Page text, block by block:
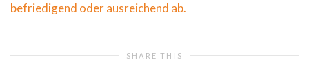
befriedigend oder ausreichend ab.
SHARE THIS